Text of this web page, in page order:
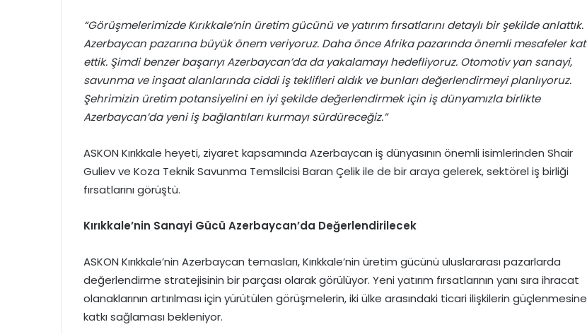
“Görüşmelerimizde Kırıkkale’nin üretim gücünü ve yatırım fırsatlarını detaylı bir şekilde anlattık.
Azerbaycan pazarına büyük önem veriyoruz. Daha önce Afrika pazarında önemli mesafeler kat
ettik. Şimdi benzer başarıyı Azerbaycan’da da yakalamayı hedefliyoruz. Otomotiv yan sanayi,
savunma ve inşaat alanlarında ciddi iş teklifleri aldık ve bunları değerlendirmeyi planlıyoruz.
Şehrimizin üretim potansiyelini en iyi şekilde değerlendirmek için iş dünyamızla birlikte
Azerbaycan’da yeni iş bağlantıları kurmayı sürdüreceğiz.”
ASKON Kırıkkale heyeti, ziyaret kapsamında Azerbaycan iş dünyasının önemli isimlerinden Shair
Guliev ve Koza Teknik Savunma Temsilcisi Baran Çelik ile de bir araya gelerek, sektörel iş birliği
fırsatlarını görüştü.
Kırıkkale’nin Sanayi Gücü Azerbaycan’da Değerlendirilecek
ASKON Kırıkkale’nin Azerbaycan temasları, Kırıkkale’nin üretim gücünü uluslararası pazarlarda
değerlendirme stratejisinin bir parçası olarak görülüyor. Yeni yatırım fırsatlarının yanı sıra ihracat
olanaklarının artırılması için yürütülen görüşmelerin, iki ülke arasındaki ticari ilişkilerin güçlenmesine
katkı sağlaması bekleniyor.